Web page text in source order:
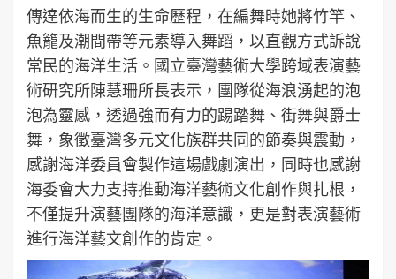
傳達依海而生的生命歷程，在編舞時她將竹竿、
魚籠及潮間帶等元素導入舞蹈，以直觀方式訴說
常民的海洋生活。國立臺灣藝術大學跨域表演藝
術研究所陳慧珊所長表示，團隊從海浪湧起的泡
泡為靈感，透過強而有力的踢踏舞、街舞與爵士
舞，象徵臺灣多元文化族群共同的節奏與震動，
感謝海洋委員會製作這場戲劇演出，同時也感謝
海委會大力支持推動海洋藝術文化創作與扎根，
不僅提升演藝團隊的海洋意識，更是對表演藝術
進行海洋藝文創作的肯定。